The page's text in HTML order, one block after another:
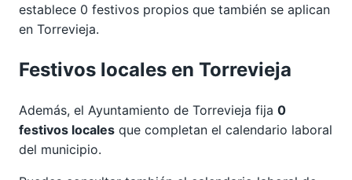
establece 0 festivos propios que también se aplican
en Torrevieja.
Festivos locales en Torrevieja
Además, el Ayuntamiento de Torrevieja fija 0
festivos locales que completan el calendario laboral
del municipio.